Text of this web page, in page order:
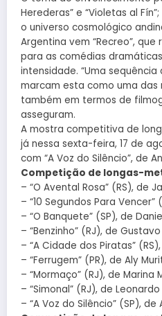
Herederas” e “Violetas al
o universo cosmológico
Argentina vem “Recreo”,
para as comédias
intensidade. “Uma
marcam esta como uma das
também em termos de
asseguram.
A mostra competitiva de
já nessa sexta-feira, 17 de
com “A Voz do Silêncio”, de
Competição de longas-
– “O Avental Rosa” (RS), de
– “10 Segundos Para
– “O Banquete” (SP), de
– “Benzinho” (RJ), de Gustavo
– “A Cidade dos Piratas”
– “Ferrugem” (PR), de Aly
– “Mormaço” (RJ), de Marina
– “Simonal” (RJ), de
– “A Voz do Silêncio” (SP), de